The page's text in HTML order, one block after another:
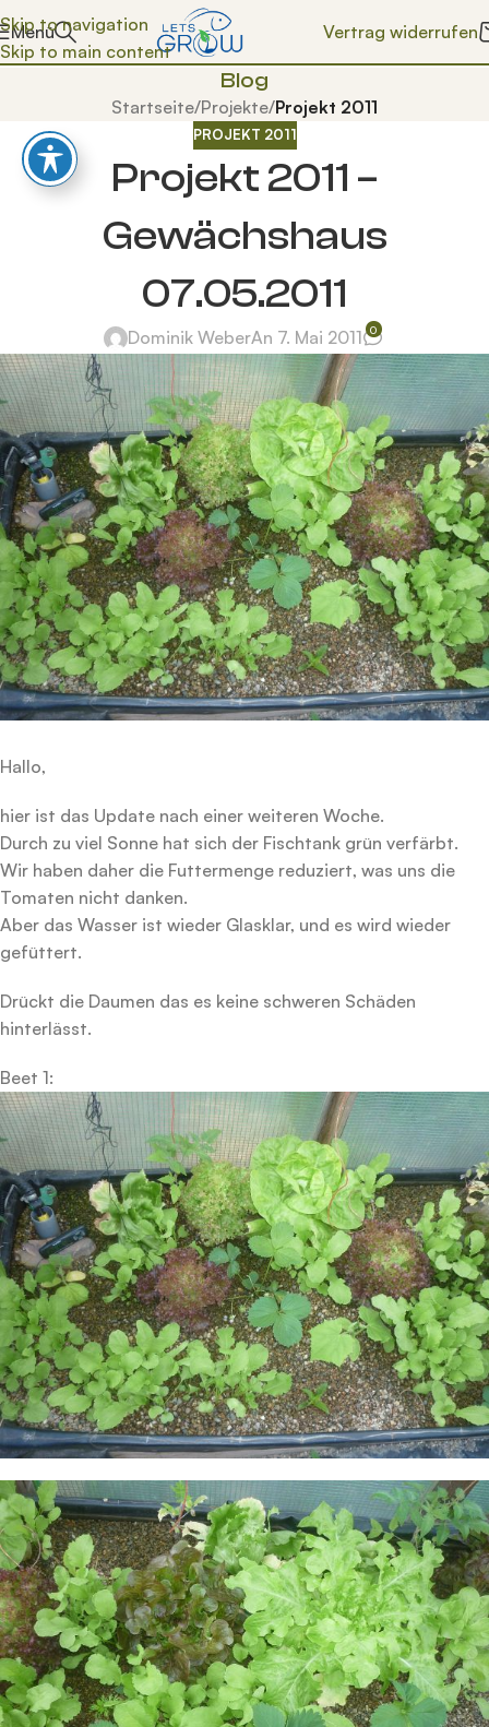
Skip to navigation
Skip to main content
Menü Vertrag widerrufen
Blog
Startseite/Projekte/Projekt 2011
PROJEKT 2011
Projekt 2011 –
Gewächshaus
07.05.2011
Dominik WeberAn 7. Mai 2011 0
Hallo,
hier ist das Update nach einer weiteren Woche.
Durch zu viel Sonne hat sich der Fischtank grün verfärbt.
Wir haben daher die Futtermenge reduziert, was uns die
Tomaten nicht danken.
Aber das Wasser ist wieder Glasklar, und es wird wieder
gefüttert.
Drückt die Daumen das es keine schweren Schäden
hinterlässt.
Beet 1: